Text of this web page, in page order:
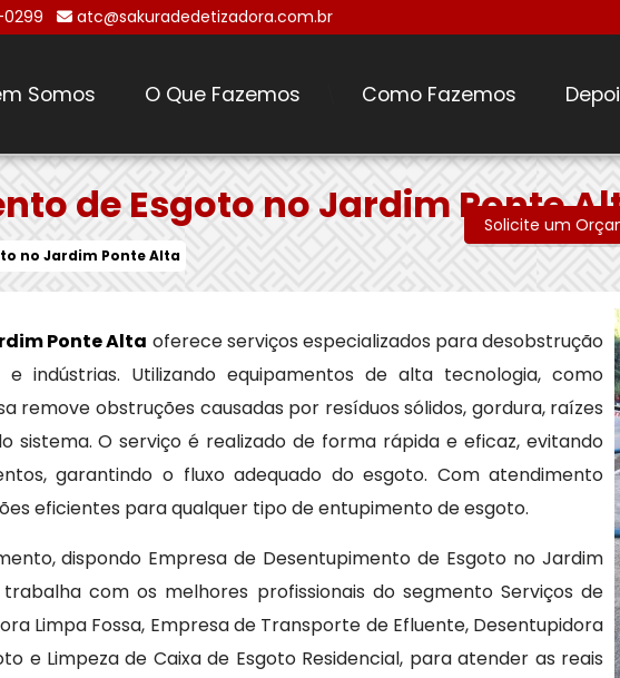
0299 atc@sakuradedetizadora.com.br
Somos O Que Fazemos Como Fazemos
de Esgoto no Jardim Ponte
no Jardim Ponte Alta
Solicite um
Ponte Alta oferece serviços especializados para desobstrução
indústrias. Utilizando equipamentos de alta tecnologia, como
remove obstruções causadas por resíduos sólidos, gordura, raízes
O serviço é realizado de forma rápida e eficaz, evitando
garantindo o fluxo adequado do esgoto. Com atendimento
eficientes para qualquer tipo de entupimento de esgoto.
dispondo Empresa de Desentupimento de Esgoto no Jardim
com os melhores profissionais do segmento Serviços de
Limpa Fossa, Empresa de Transporte de Efluente, Desentupidora
e Limpeza de Caixa de Esgoto Residencial, para atender as reais